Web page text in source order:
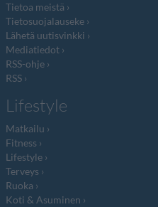
Tietoa meistä
Tietosuojalauseke
Lähetä uutisvinkki
Mediatiedot
RSS-ohje
RSS
Lifestyle
Matkailu
Fitness
Lifestyle
Terveys
Ruoka
Koti & Asuminen